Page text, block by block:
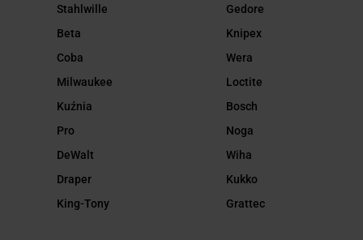
Stahlwille
Beta
Coba
Milwaukee
Kuźnia
Pro
DeWalt
Draper
King-Tony
Gedore
Knipex
Wera
Loctite
Bosch
Noga
Wiha
Kukko
Grattec